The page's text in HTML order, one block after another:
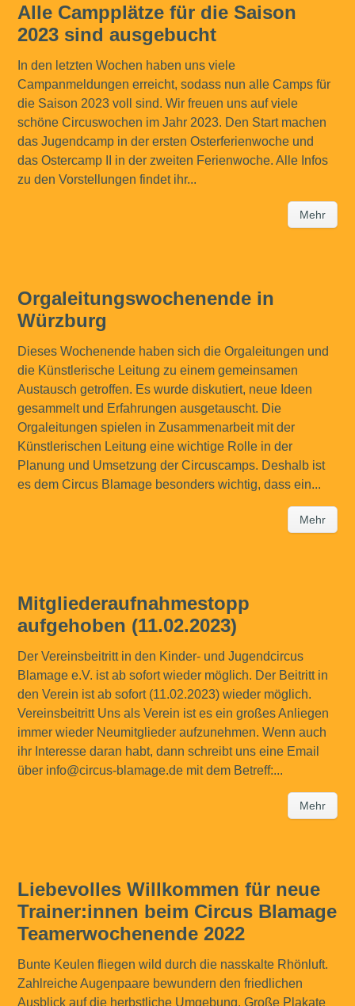
Alle Campplätze für die Saison
2023 sind ausgebucht
In den letzten Wochen haben uns viele
Campanmeldungen erreicht, sodass nun alle Camps für
die Saison 2023 voll sind. Wir freuen uns auf viele
schöne Circuswochen im Jahr 2023. Den Start machen
das Jugendcamp in der ersten Osterferienwoche und
das Ostercamp II in der zweiten Ferienwoche. Alle Infos
zu den Vorstellungen findet ihr...
Mehr
Orgaleitungswochenende in
Würzburg
Dieses Wochenende haben sich die Orgaleitungen und
die Künstlerische Leitung zu einem gemeinsamen
Austausch getroffen. Es wurde diskutiert, neue Ideen
gesammelt und Erfahrungen ausgetauscht. Die
Orgaleitungen spielen in Zusammenarbeit mit der
Künstlerischen Leitung eine wichtige Rolle in der
Planung und Umsetzung der Circuscamps. Deshalb ist
es dem Circus Blamage besonders wichtig, dass ein...
Mehr
Mitgliederaufnahmestopp
aufgehoben (11.02.2023)
Der Vereinsbeitritt in den Kinder- und Jugendcircus
Blamage e.V. ist ab sofort wieder möglich. Der Beitritt in
den Verein ist ab sofort (11.02.2023) wieder möglich.
Vereinsbeitritt Uns als Verein ist es ein großes Anliegen
immer wieder Neumitglieder aufzunehmen. Wenn auch
ihr Interesse daran habt, dann schreibt uns eine Email
über info@circus-blamage.de mit dem Betreff:...
Mehr
Liebevolles Willkommen für neue
Trainer:innen beim Circus Blamage
Teamerwochenende 2022
Bunte Keulen fliegen wild durch die nasskalte Rhönluft.
Zahlreiche Augenpaare bewundern den friedlichen
Ausblick auf die herbstliche Umgebung. Große Plakate